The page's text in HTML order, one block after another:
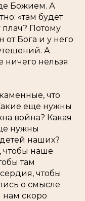
Божием. А
«там будет
плач? Потому
от Бога и у него
А
ничего нельзя
что
еще нужны
война? Какая
нужны
наших?
чтобы наше
там
чтобы
о смысле
нам скоро